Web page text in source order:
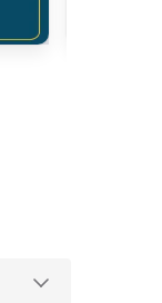
9 оценок